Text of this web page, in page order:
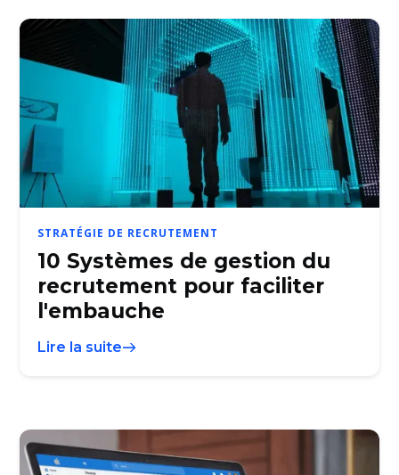
STRATÉGIE DE RECRUTEMENT
10 Systèmes de gestion du
recrutement pour faciliter
l'embauche
Lire la suite